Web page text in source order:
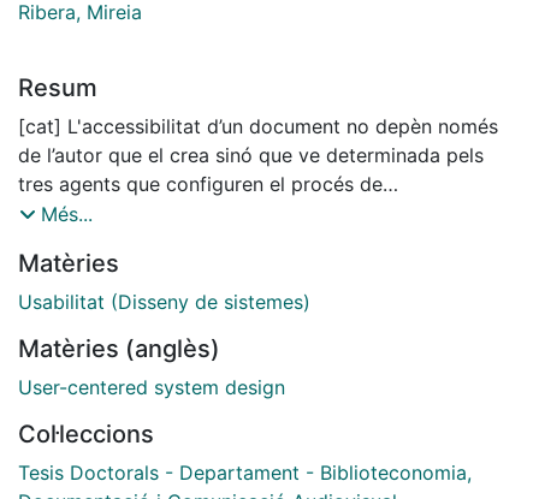
Ribera, Mireia
Resum
[cat] L'accessibilitat d’un document no depèn només
de l’autor que el crea sinó que ve determinada pels
tres agents que configuren el procés de
gestació d’aquest document: el format digital utilitzat;
especificacions d’aquest format; i, també, les decisions
de l’autor del document respecte les possibilitats que li
Tanmateix, aquesta tesi amplia la mirada dels estudis
d’accessibilitat existents, principalment centrats en el
responsables de la creació de contingut, i s’analitzen
les especificacions i la interfície de l’eina d’autoria com
Més...
Matèries
Usabilitat (Disseny de sistemes)
Matèries (anglès)
User-centered system design
Col·leccions
Tesis Doctorals - Departament - Biblioteconomia,